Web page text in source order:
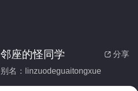
 分享
邻座的怪同学
别名：linzuodeguaitongxue